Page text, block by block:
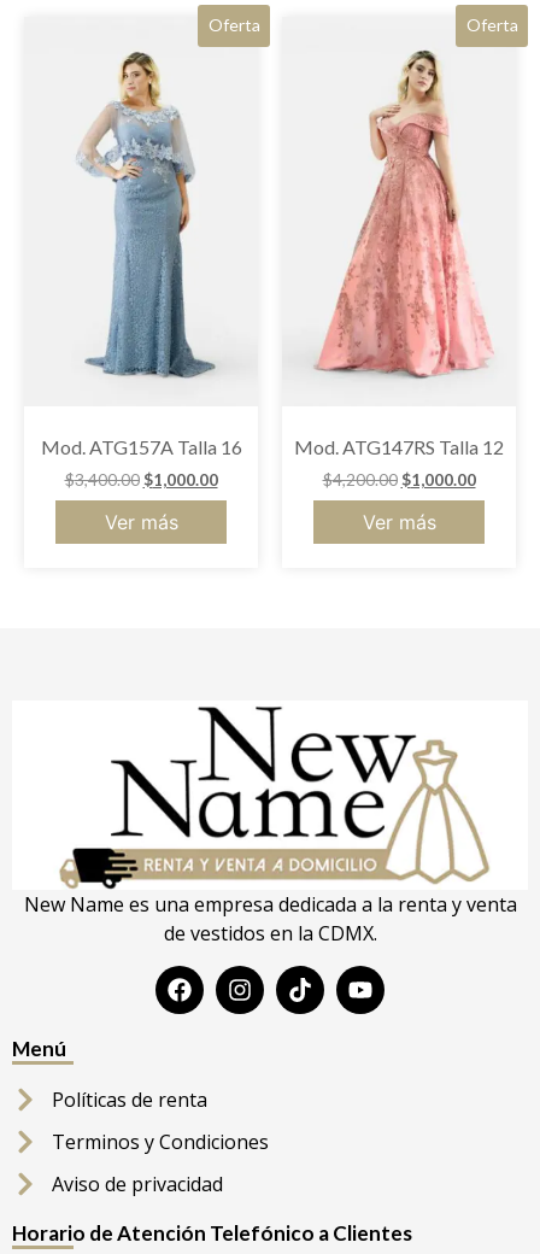
Oferta
Mod. ATG157A Talla 16
$3,400.00 $1,000.00
Ver más
Oferta
Mod. ATG147RS Talla 12
$4,200.00 $1,000.00
Ver más
New Name es una empresa dedicada a la renta y venta
de vestidos en la CDMX.
Menú
Políticas de renta
Terminos y Condiciones
Aviso de privacidad
Horario de Atención Telefónico a Clientes